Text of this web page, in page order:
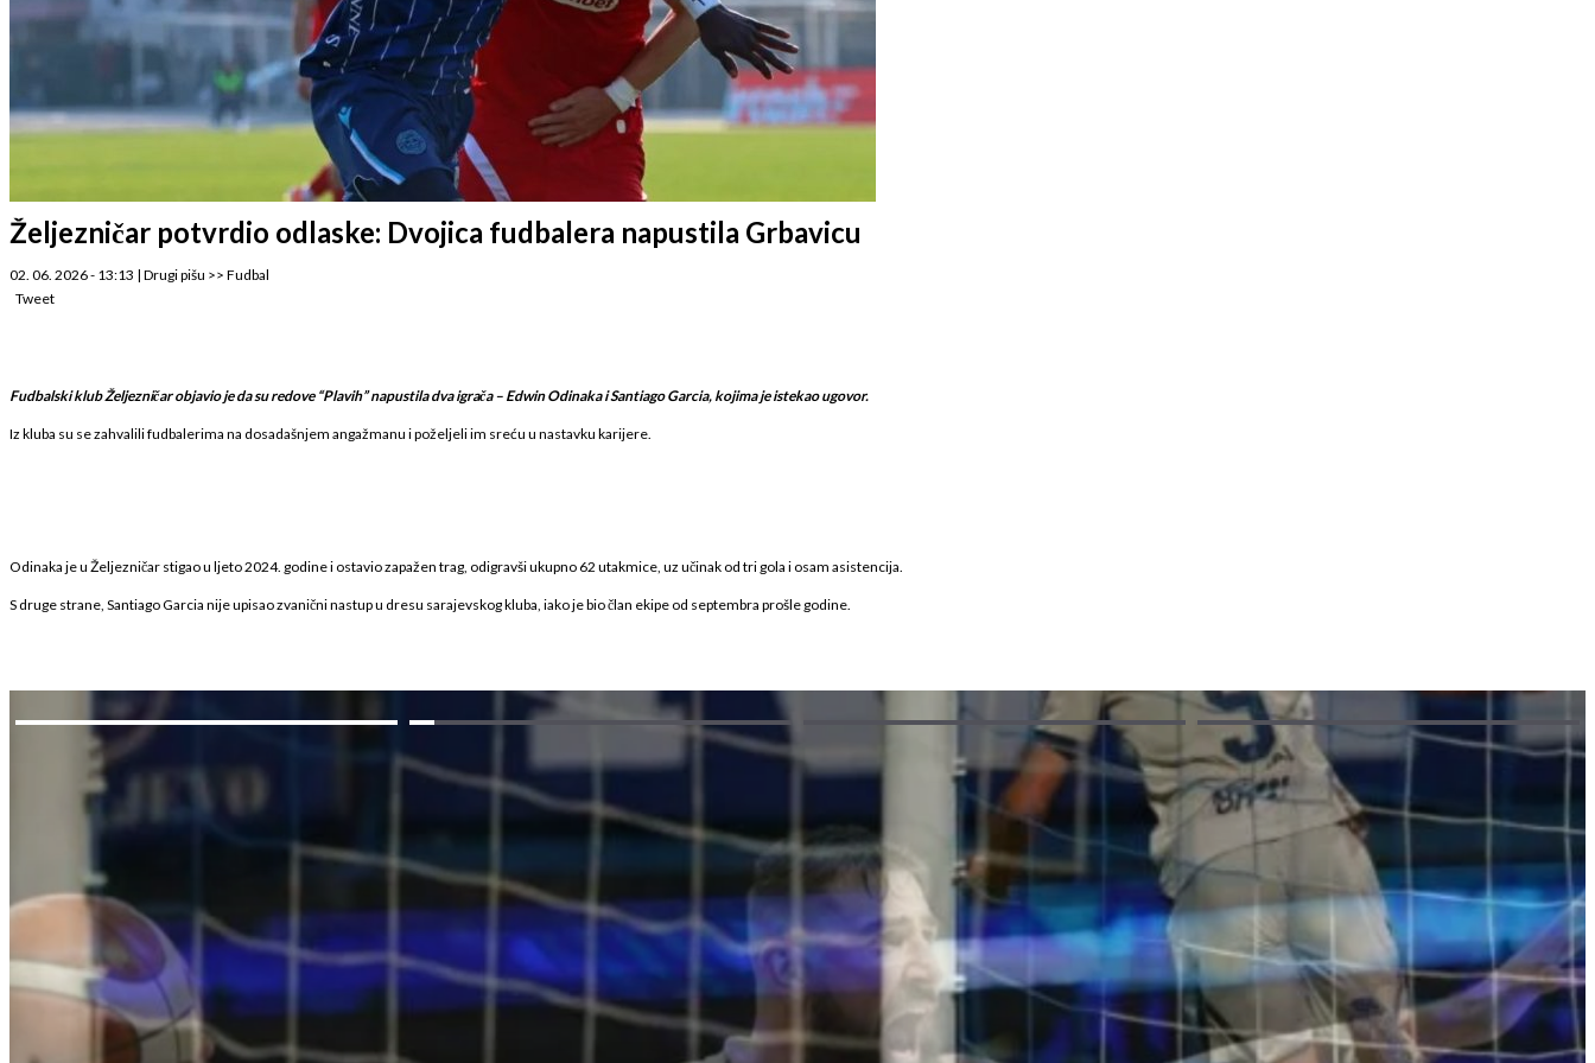
Željezničar potvrdio odlaske: Dvojica fudbalera napustila Grbavicu
02. 06. 2026 - 13:13 | Drugi pišu >> Fudbal
Tweet
Fudbalski klub Željezničar objavio je da su redove “Plavih” napustila dva igrača – Edwin Odinaka i Santiago Garcia, kojima je istekao ugovor.
Iz kluba su se zahvalili fudbalerima na dosadašnjem angažmanu i poželjeli im sreću u nastavku karijere.
Odinaka je u Željezničar stigao u ljeto 2024. godine i ostavio zapažen trag, odigravši ukupno 62 utakmice, uz učinak od tri gola i osam asistencija.
S druge strane, Santiago Garcia nije upisao zvanični nastup u dresu sarajevskog kluba, iako je bio član ekipe od septembra prošle godine.